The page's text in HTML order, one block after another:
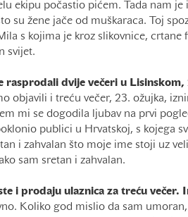
ekipu počastio pićem. Tada nam
su žene jače od muškaraca. Toj
s kojima je kroz slikovnice,
svijet.
rasprodali dvije večeri u Lisinskom,
objavili i treću večer, 23. ožujka,
mi se dogodila ljubav na prvi
publici u Hrvatskoj, s kojega
i zahvalan što moje ime stoji uz
sam sretan i zahvalan.
i prodaju ulaznica za treću večer.
Koliko god mislio da sam